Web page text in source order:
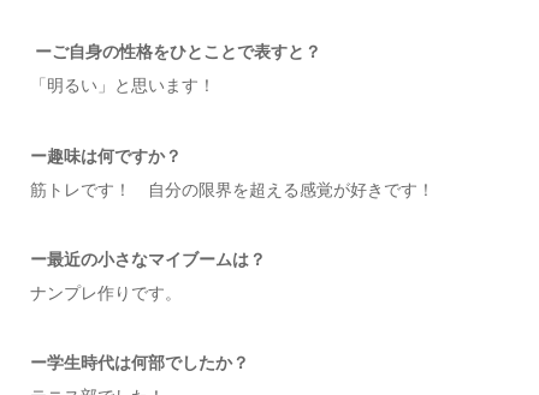
ーご自身の性格をひとことで表すと？
「明るい」と思います！
ー趣味は何ですか？
筋トレです！ 自分の限界を超える感覚が好きです！
ー最近の小さなマイブームは？
ナンプレ作りです。
ー学生時代は何部でしたか？